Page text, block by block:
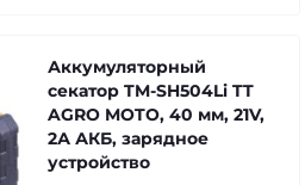
Аккумуляторный
секатор TM-SH504Li TT
AGRO MOTO, 40 мм, 21V,
2А АКБ, зарядное
устройство